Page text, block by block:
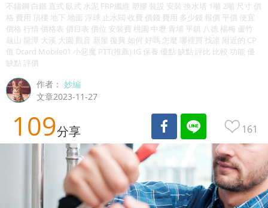
不鏽鋼 白鐵 直式 臥式 水泥 FRP纖維 塑膠 裝設 安裝 換水塔 1噸 2噸 尺寸 價
格 費用 頂樓 地下 地面 浮球 止水閥 收費 價錢 費用 多少錢 報價 平價 便宜
價格 行情 價格表 價目表 價位 安裝費 桃園 中壢 青埔 平鎮 八德 楊梅 蘆竹
龜山 龍潭 大溪 大園 觀音 新屋 復興 如何 好嗎 怎麼 哪裡買 找誰 附近的 CP
值 Dcard Mobile01 小惡魔 PTT(推薦) IG 保養 優點 缺點 評比 比較 功能 優
缺點 評價
作者：妙編
文章2023-11-27
109分享 161